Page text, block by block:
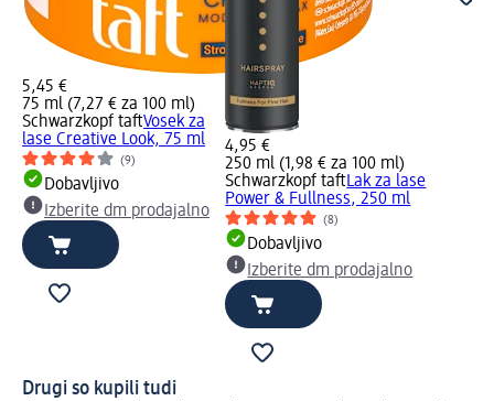
5,45 €
75 ml (7,27 € za 100 ml)
Schwarzkopf taftVosek za
lase Creative Look, 75 ml
(9)
Dobavljivo
Izberite dm prodajalno
4,95 €
250 ml (1,98 € za 100 ml)
Schwarzkopf taftLak za lase
Power & Fullness, 250 ml
(8)
Dobavljivo
Izberite dm prodajalno
Drugi so kupili tudi